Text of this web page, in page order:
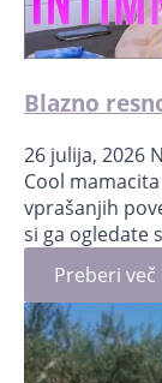
Blazno
26 julija, 2026
Cool
vprašanjih
si ga ogledate
Preberi več